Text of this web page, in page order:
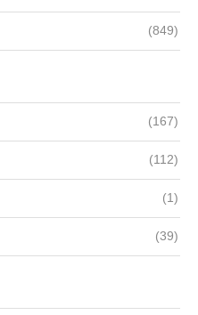
(849)
(167)
(112)
(1)
(39)